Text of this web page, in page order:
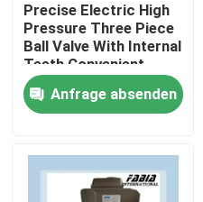
Werksbesichtigung
Qualitätskontrolle
Bitte um ein Angebot
Precise Electric High
Pressure Three Piece
Ball Valve With Internal
Teeth Convenient
Anfrage absenden